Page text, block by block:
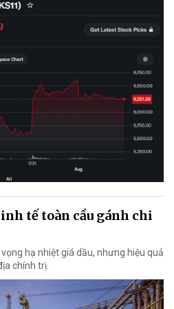
tế toàn cầu gánh chi
hạ nhiệt giá dầu, nhưng hiệu quả
chính trị.